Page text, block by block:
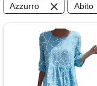
Azzurro Abito